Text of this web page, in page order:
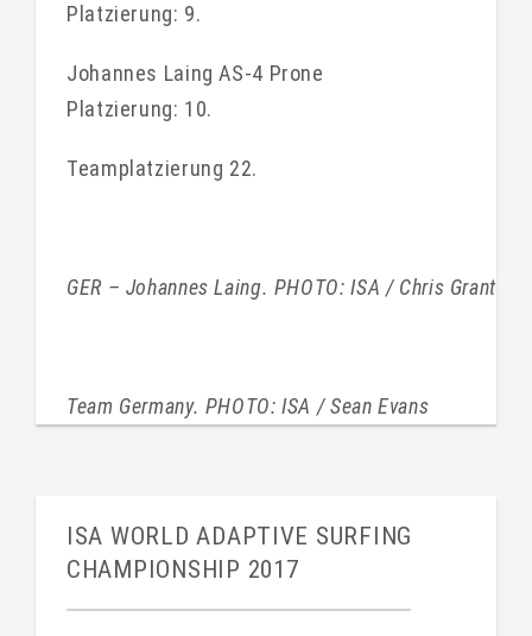
Platzierung: 9.
Johannes Laing AS-4 Prone
Platzierung: 10.
Teamplatzierung 22.
GER – Johannes Laing. PHOTO: ISA / Chris Grant
Team Germany. PHOTO: ISA / Sean Evans
ISA WORLD ADAPTIVE SURFING
CHAMPIONSHIP 2017